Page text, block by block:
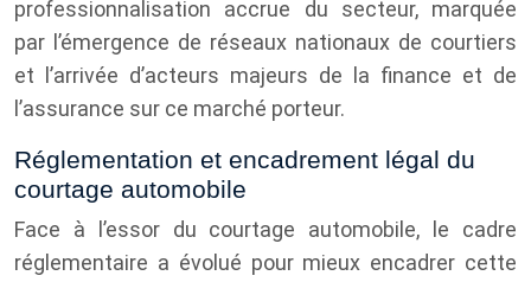
professionnalisation accrue du secteur, marquée
par l’émergence de réseaux nationaux de courtiers
et l’arrivée d’acteurs majeurs de la finance et de
l’assurance sur ce marché porteur.
Réglementation et encadrement légal du
courtage automobile
Face à l’essor du courtage automobile, le cadre
réglementaire a évolué pour mieux encadrer cette